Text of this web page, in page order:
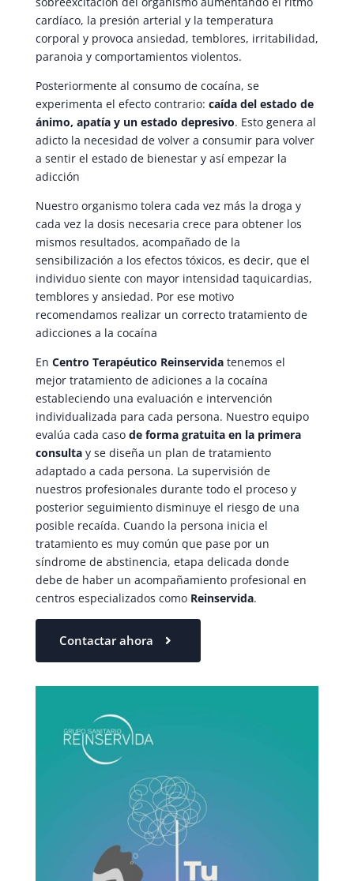
cardíaco, la presión arterial y la temperatura
corporal y provoca ansiedad, temblores, irritabilidad,
paranoia y comportamientos violentos.
Posteriormente al consumo de cocaína, se
experimenta el efecto contrario: caída del estado de
ánimo, apatía y un estado depresivo. Esto genera al
adicto la necesidad de volver a consumir para volver
a sentir el estado de bienestar y así empezar la
adicción
Nuestro organismo tolera cada vez más la droga y
cada vez la dosis necesaria crece para obtener los
mismos resultados, acompañado de la
sensibilización a los efectos tóxicos, es decir, que el
individuo siente con mayor intensidad taquicardias,
temblores y ansiedad. Por ese motivo
recomendamos realizar un correcto tratamiento de
adicciones a la cocaína
En Centro Terapéutico Reinservidatenemos el
mejor tratamiento de adiciones a la cocaína
estableciendo una evaluación e intervención
individualizada para cada persona. Nuestro equipo
evalúa cada caso de forma gratuita en la primera
consultay se diseña un plan de tratamiento
adaptado a cada persona. La supervisión de
nuestros profesionales durante todo el proceso y
posterior seguimiento disminuye el riesgo de una
posible recaída. Cuando la persona inicia el
tratamiento es muy común que pase por un
síndrome de abstinencia, etapa delicada donde
debe de haber un acompañamiento profesional en
centros especializados como Reinservida.
Contactar ahora